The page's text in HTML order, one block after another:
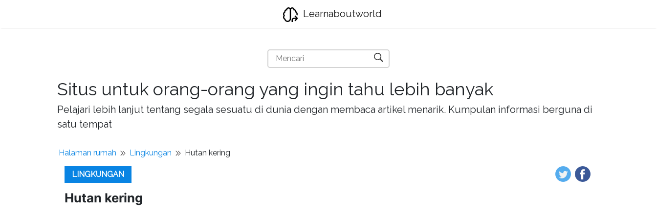
Learnaboutworld
Situs untuk orang-orang yang ingin tahu lebih banyak
Pelajari lebih lanjut tentang segala sesuatu di dunia dengan membaca artikel menarik. Kumpulan informasi berguna di
satu tempat
Halaman rumah Lingkungan Hutan kering
LINGKUNGAN
Hutan kering